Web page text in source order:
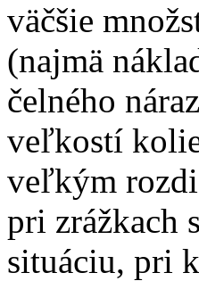
väčšie
(najmä
čelného
veľkostí
veľkým
pri zrážkach
situáciu, pri